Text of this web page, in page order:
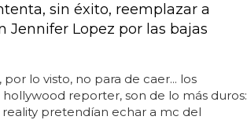
sin éxito, reemplazar a
Jennifer Lopez por las bajas
por lo visto, no para de caer... los
reporter, son de lo más duros:
pretendían echar a mc del